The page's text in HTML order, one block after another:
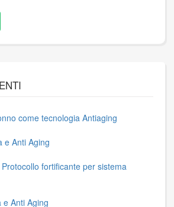
come tecnologia Antiaging
e Anti Aging
fortificante per sistema
Anti Aging